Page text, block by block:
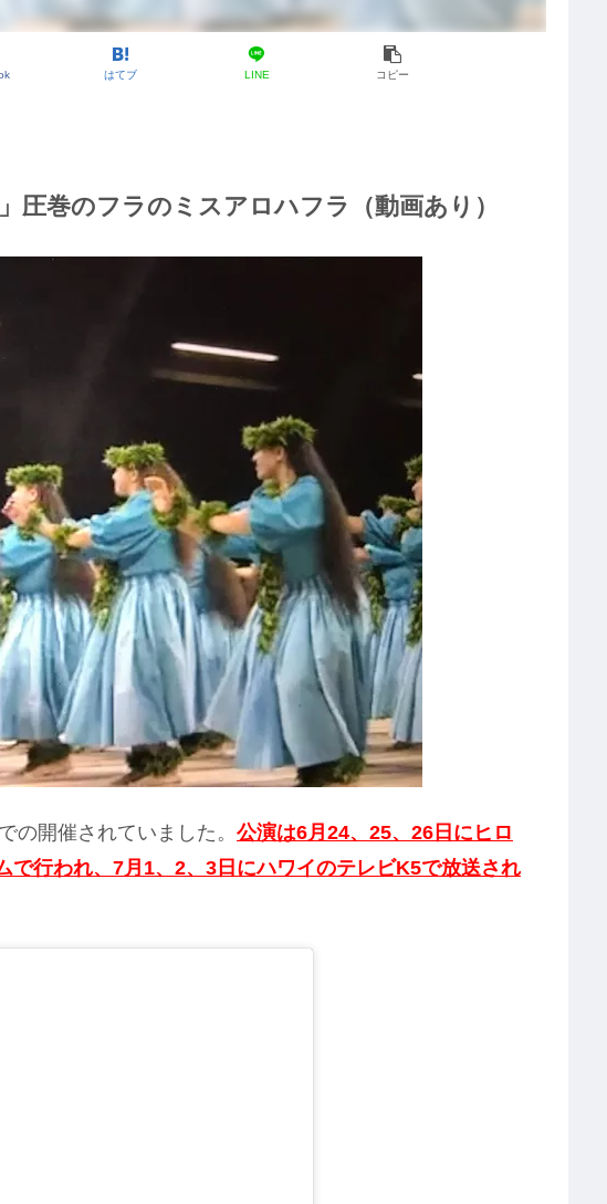
はてブ LINE コピー
圧巻のフラのミスアロハフラ（動画あり）
の開催されていました。 公演は6月24、25、26日にヒロ
で行われ、7月1、2、3日にハワイのテレビK5で放送され